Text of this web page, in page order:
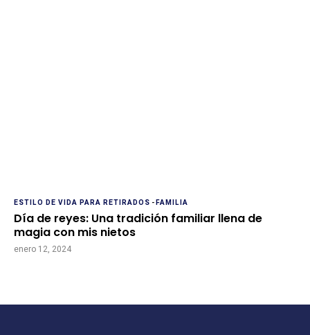
ESTILO DE VIDA PARA RETIRADOS -FAMILIA
Día de reyes: Una tradición familiar llena de
magia con mis nietos
enero 12, 2024